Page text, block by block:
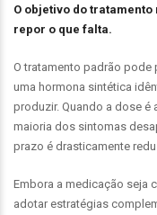
O objetivo do
repor o que falta.
O tratamento padrão pode
uma hormona sintética
produzir. Quando a dose é
maioria dos sintomas
prazo é drasticamente
Embora a medicação seja
adotar estratégias